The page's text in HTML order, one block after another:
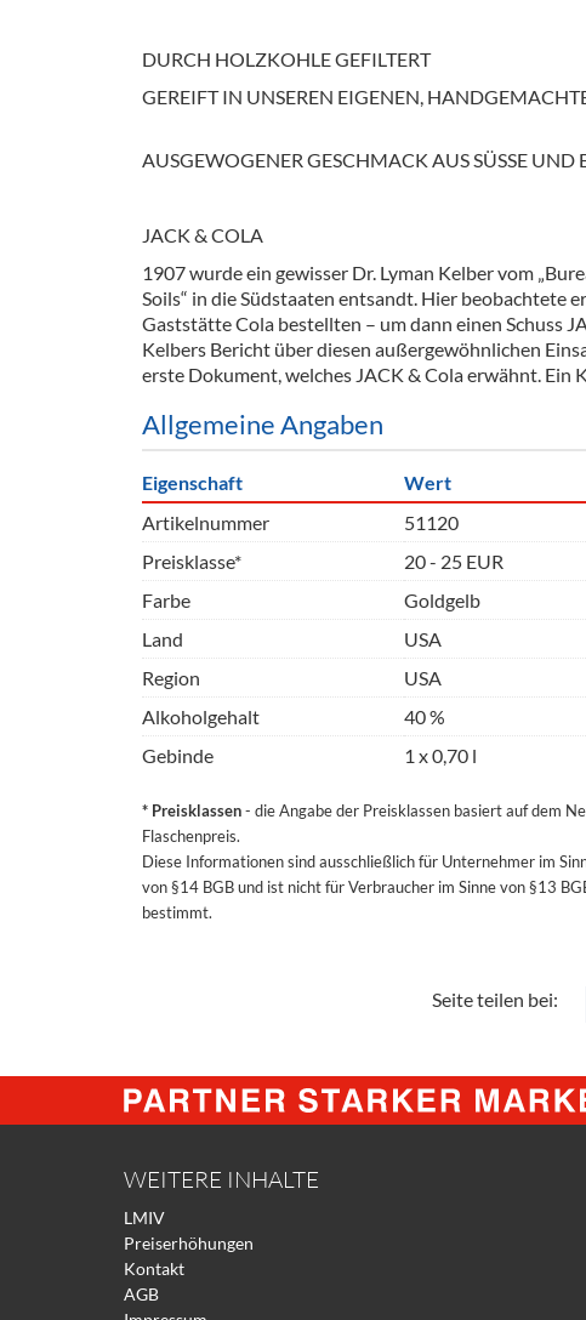
DURCH HOLZKOHLE GEFILTERT
GEREIFT IN UNSEREN EIGENEN,
AUSGEWOGENER GESCHMACK AUS SÜSSE
JACK & COLA
1907 wurde ein gewisser Dr. Lyman Kelber vom
Soils“ in die Südstaaten entsandt. Hier beobachtete
Gaststätte Cola bestellten – um dann einen Schuss
Kelbers Bericht über diesen außergewöhnlichen
erste Dokument, welches JACK & Cola erwähnt. Ein
Allgemeine Angaben
Eigenschaft
Wert
Artikelnummer
51120
Preisklasse*
20 - 25 EUR
Farbe
Goldgelb
Land
USA
Region
USA
Alkoholgehalt
40 %
Gebinde
1 x 0,70 l
* Preisklassen- die Angabe der Preisklassen basiert auf dem
Flaschenpreis.
Diese Informationen sind ausschließlich für Unternehmer im
von §14 BGB und ist nicht für Verbraucher im Sinne von §13
bestimmt.
Seite teilen bei:
WEITERE INHALTE
LMIV
Preiserhöhungen
Kontakt
AGB